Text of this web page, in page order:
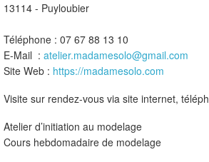
13114 - Puyloubier
Téléphone : 07 67 88 13 10
E-Mail : atelier.madamesolo@gmail.com
Site Web : https://madamesolo.com
Visite sur rendez-vous via site internet,
Atelier d’initiation au modelage
Cours hebdomadaire de modelage